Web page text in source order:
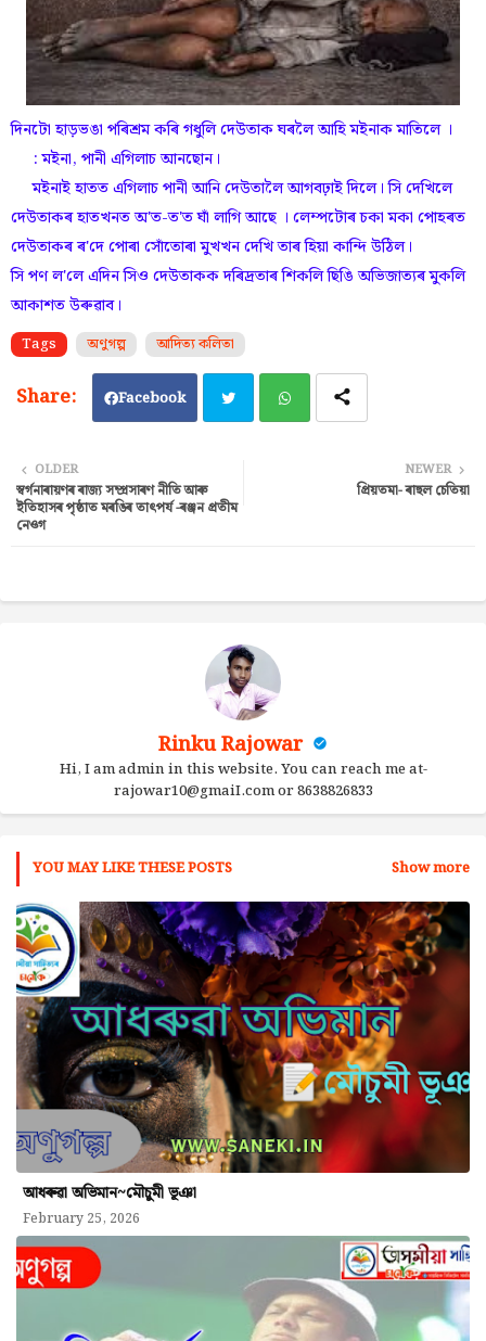
দিনটো হাড়ভঙা পৰিশ্ৰম কৰি গধুলি দেউতাক ঘৰলৈ আহি মইনাক মাতিলে ।
: মইনা, পানী এগিলাচ আনছোন।
মইনাই হাতত এগিলাচ পানী আনি দেউতালৈ আগবঢ়াই দিলে। সি দেখিলে
দেউতাকৰ হাতখনত অ'ত-ত'ত ঘাঁ লাগি আছে । লেম্পটোৰ চকা মকা পোহৰত
দেউতাকৰ ৰ'দে পোৰা সোঁতোৰা মুখখন দেখি তাৰ হিয়া কান্দি উঠিল।
সি পণ ল'লে এদিন সিও দেউতাকক দৰিদ্ৰতাৰ শিকলি ছিঙি অভিজাত্যৰ মুকলি
আকাশত উৰুৱাব।
Tags অণুগল্প আদিত্য কলিতা
Facebook
tter
NEWER
প্রিয়তমা- ৰাহুল চেতিয়া
OLDER
স্বৰ্গনাৰায়ণৰ ৰাজ্য সম্প্ৰসাৰণ নীতি আৰু
ইতিহাসৰ পৃষ্ঠাত মৰঙিৰ তাৎপৰ্য -ৰঞ্জন প্ৰতীম
নেওগ
Rinku Rajowar
Hi, I am admin in this website. You can reach me at-
rajowar10@gmaiI.com or 8638826833
YOU MAY LIKE THESE POSTS Show more
আধৰুৱা অভিমান~মৌচুমী ভূঞা
February 25, 2026